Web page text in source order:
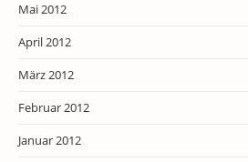
Mai 2012
April 2012
März 2012
Februar 2012
Januar 2012